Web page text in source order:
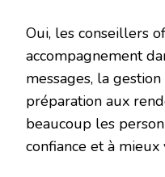
Oui, les conseillers
accompagnement
messages, la
préparation aux
beaucoup les
confiance et à